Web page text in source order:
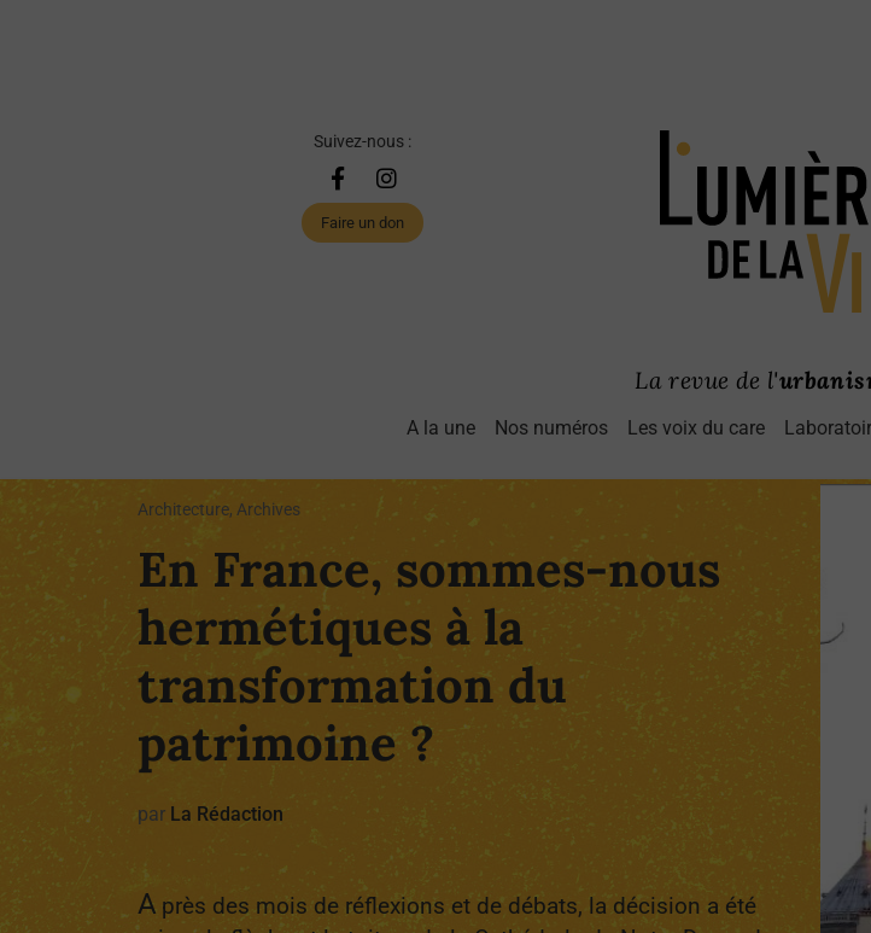
Suivez-nous :
Faire un don
La revue de l'
A la une Nos numéros Les voix du care
Architecture, Archives
En France, sommes-nous
hermétiques à la
transformation du
patrimoine ?
par La Rédaction
A près des mois de réflexions et de débats, la décision a été